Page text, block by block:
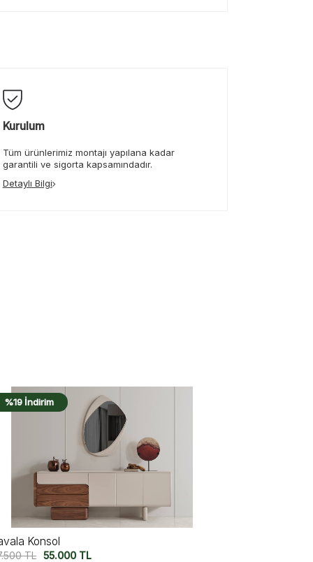
Kurulum
Tüm ürünlerimiz montajı yapılana kadar
garantili ve sigorta kapsamındadır.
Detaylı Bilgi
%17 İndirim
Konsol
TL 57.500 TL